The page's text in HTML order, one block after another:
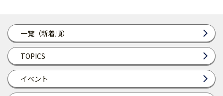
一覧（新着順）
TOPICS
イベント